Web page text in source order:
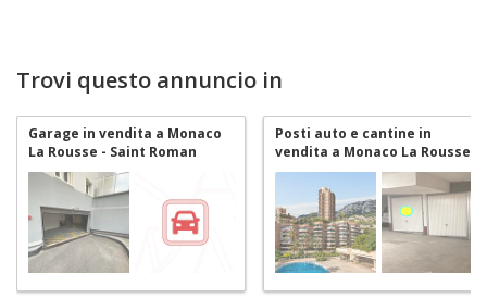
Trovi questo annuncio in
Garage in vendita a Monaco
La Rousse - Saint Roman
Posti auto e cantine in
vendita a Monaco La Rousse -
Saint Roman